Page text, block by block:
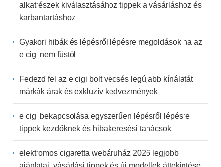
alkatrészek kiválasztásához tippek a vásárláshoz és
karbantartáshoz
Gyakori hibák és lépésről lépésre megoldások ha az
e cigi nem füstöl
Fedezd fel az e cigi bolt vecsés legújabb kínálatát
márkák árak és exkluzív kedvezmények
e cigi bekapcsolása egyszerűen lépésről lépésre
tippek kezdőknek és hibakeresési tanácsok
elektromos cigaretta webáruház 2026 legjobb
ajánlatai, vásárlási tippek és új modellek áttekintése